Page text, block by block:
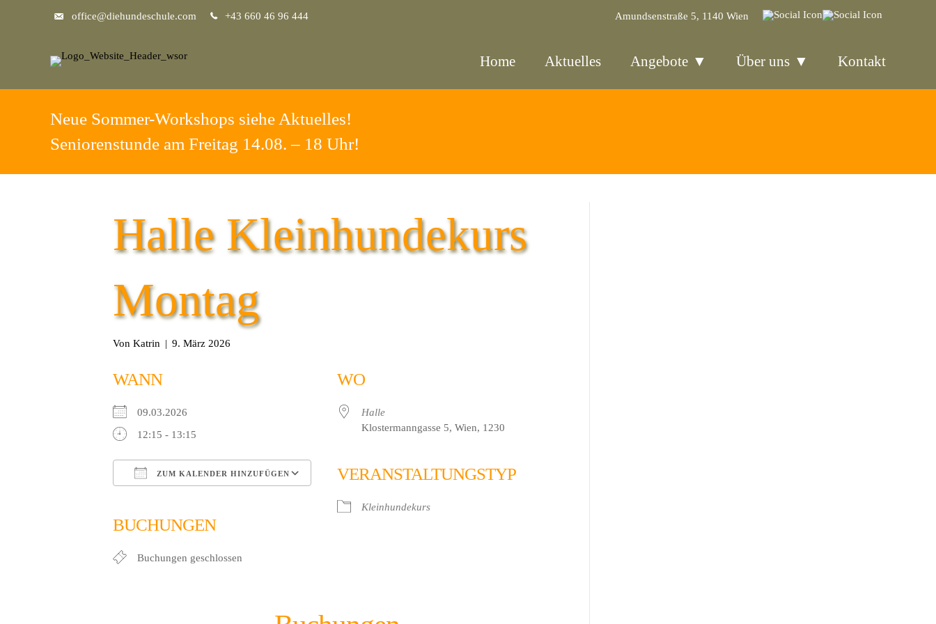
office@diehundeschule.com +43 660 46 96 444 Amundsenstraße 5, 1140 Wien
Home Aktuelles Angebote Über uns Kontakt
Neue Sommer-Workshops siehe Aktuelles!
Seniorenstunde am Freitag 14.08. – 18 Uhr!
Halle Kleinhundekurs
Montag
Von Katrin | 9. März 2026
WANN
09.03.2026
12:15 - 13:15
ZUM KALENDER HINZUFÜGEN
BUCHUNGEN
Buchungen geschlossen
WO
Halle
Klostermanngasse 5, Wien, 1230
VERANSTALTUNGSTYP
Kleinhundekurs